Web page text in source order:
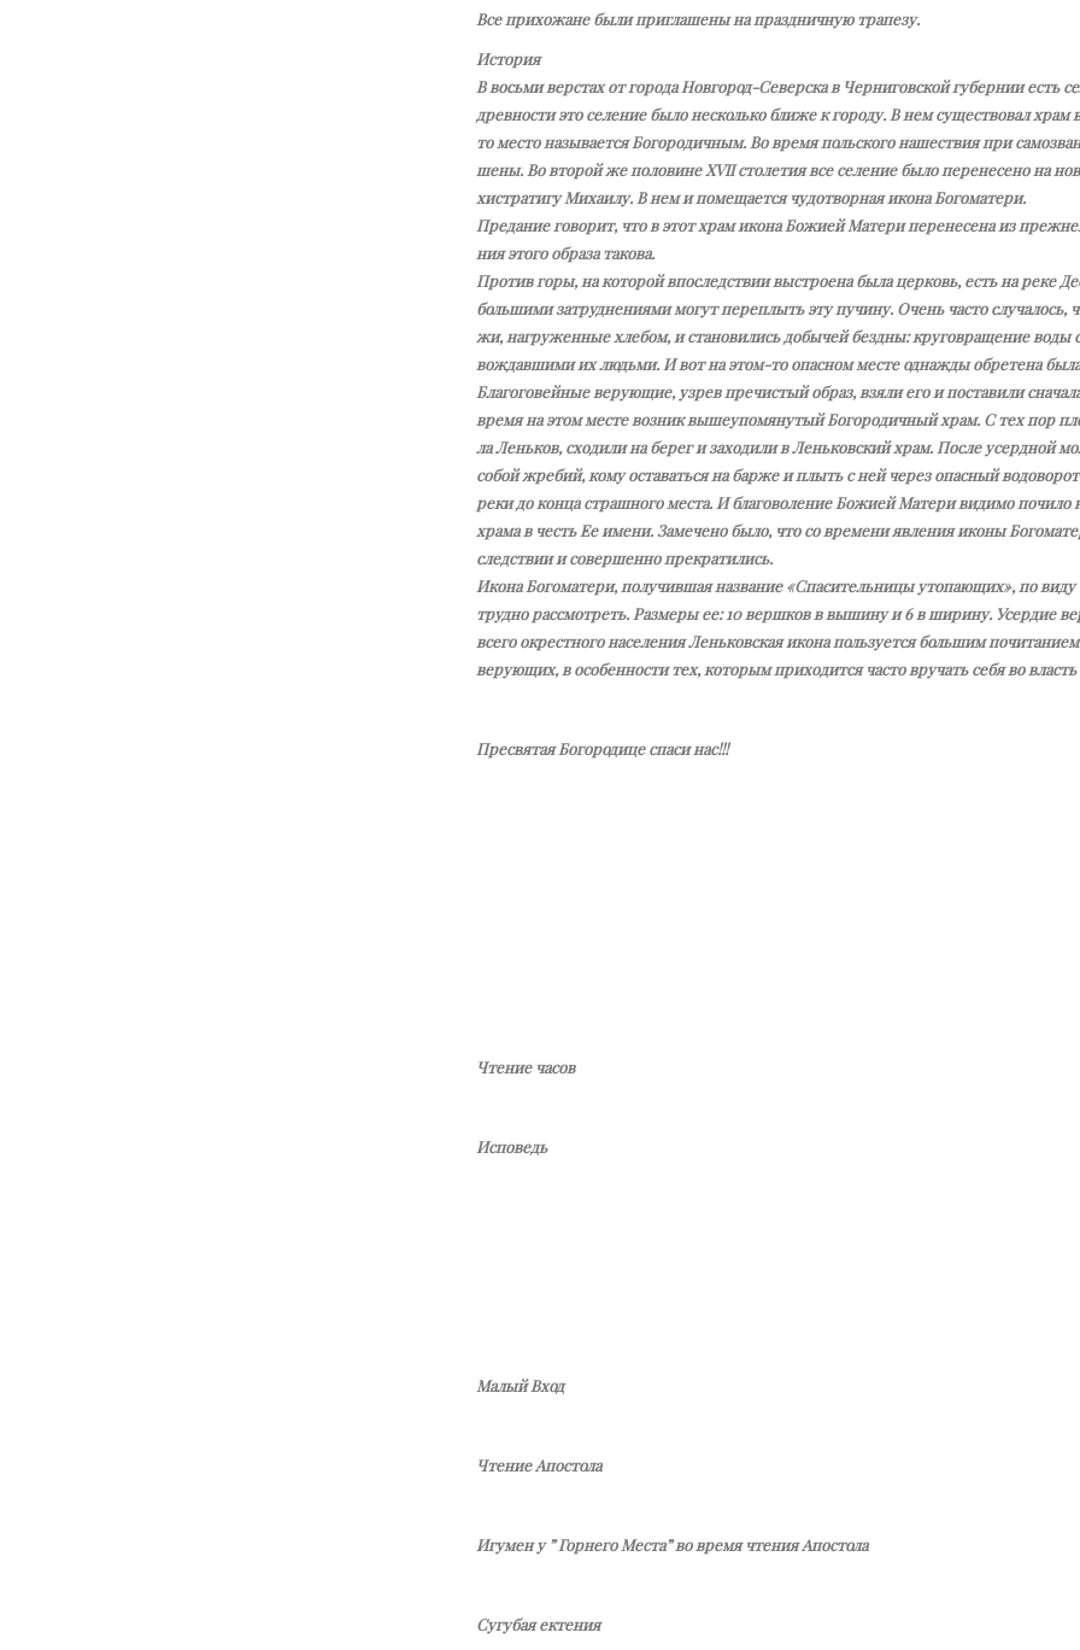
Все прихожане были приглашены на праздничную трапезу.
История
В вось­ми вер­стах от го­ро­да Нов­го­род-Се­вер­ска в Чер­ни­гов­ской гу­бер­нии есть
древ­но­сти это се­ле­ние бы­ло несколь­ко бли­же к го­ро­ду. В нем су­ще­ство­вал
то ме­сто на­зы­ва­ет­ся Бо­го­ро­дич­ным. Во вре­мя поль­ско­го на­ше­ствия при
ше­ны. Во вто­рой же по­ло­вине XVII сто­ле­тия все се­ле­ние бы­ло пе­ре­не­се­но на
хи­стра­ти­гу Ми­ха­и­лу. В нем и по­ме­ща­ет­ся чу­до­твор­ная ико­на Бо­го­ма­те­ри.
Пре­да­ние го­во­рит, что в этот храм ико­на Бо­жи­ей Ма­те­ри пе­ре­не­се­на из
ния это­го об­ра­за та­ко­ва.
Про­тив го­ры, на ко­то­рой впо­след­ствии вы­стро­е­на бы­ла цер­ковь, есть на ре­ке
боль­ши­ми за­труд­не­ни­я­ми мо­гут пе­ре­плыть эту пу­чи­ну. Очень ча­сто
жи, на­гру­жен­ные хле­бом, и ста­но­ви­лись до­бы­чей без­дны: кру­го­вра­ще­ние во­ды
вож­дав­ши­ми их людь­ми. И вот на этом-то опас­ном ме­сте од­на­жды об­ре­те­на
Бла­го­го­вей­ные ве­ру­ю­щие, узрев пре­чи­стый об­раз, взя­ли его и по­ста­ви­ли
вре­мя на этом ме­сте воз­ник вы­ше­упо­мя­ну­тый Бо­го­ро­дич­ный храм. С тех пор
ла Лень­ков, схо­ди­ли на бе­рег и за­хо­ди­ли в Лень­ков­ский храм. По­сле усерд­ной
со­бой жре­бий, ко­му оста­вать­ся на бар­же и плыть с ней через опас­ный
ре­ки до кон­ца страш­но­го ме­ста. И бла­го­во­ле­ние Бо­жи­ей Ма­те­ри ви­ди­мо по­чи­ло
хра­ма в честь Ее име­ни. За­ме­че­но бы­ло, что со вре­ме­ни яв­ле­ния ико­ны
след­ствии и со­вер­шен­но пре­кра­ти­лись.
Ико­на Бо­го­ма­те­ри, по­лу­чив­шая на­зва­ние «Спа­си­тель­ни­цы уто­па­ю­щих», по
труд­но рас­смот­реть. Раз­ме­ры ее: 10 верш­ков в вы­ши­ну и 6 в ши­ри­ну. Усер­дие
все­го окрест­но­го на­се­ле­ния Лень­ков­ская ико­на поль­зу­ет­ся боль­шим
ве­ру­ю­щих, в осо­бен­но­сти тех, ко­то­рым при­хо­дит­ся ча­сто вру­чать се­бя во
Пресвятая Богородице спаси нас!!!
Чтение часов
Исповедь
Малый Вход
Чтение Апостола
Игумен у ” Горнего Места” во время чтения Апостола
Сугубая ектения